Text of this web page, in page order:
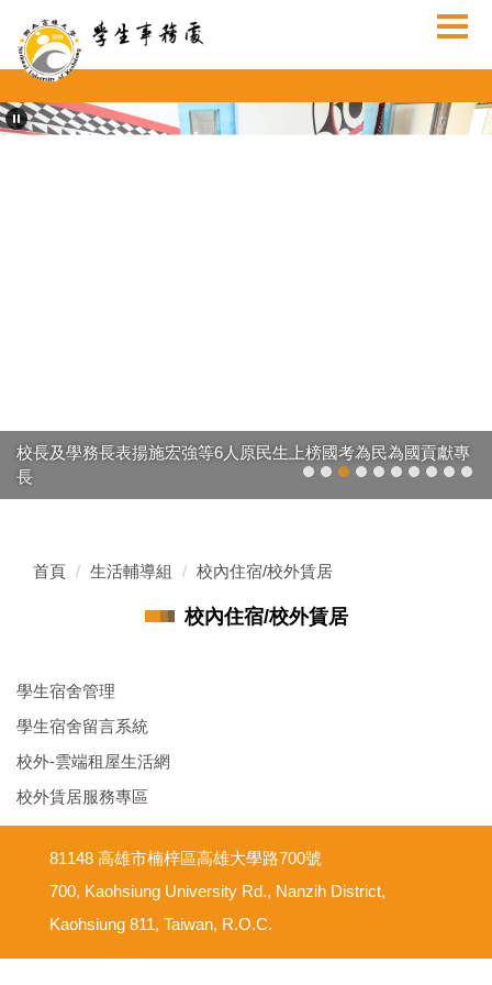
到
主
內
容
校長及學務長表揚施宏強等6人原民生上榜國考為民為國貢獻專
長
首頁 生活輔導組 校內住宿/校外賃居
校內住宿/校外賃居
學生宿舍管理
學生宿舍留言系統
校外-雲端租屋生活網
校外賃居服務專區
81148 高雄市楠梓區高雄大學路700號
700, Kaohsiung University Rd., Nanzih District,
Kaohsiung 811, Taiwan, R.O.C.